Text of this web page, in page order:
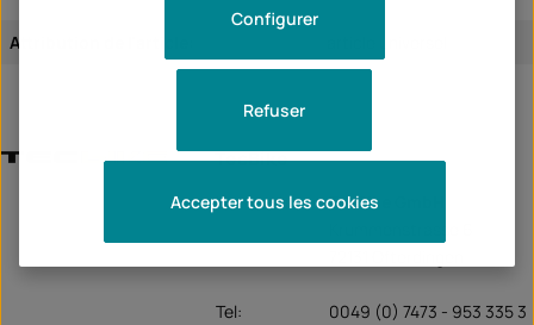
Attribution de l'article:
TecBike
Unternehmen:TecBike GmbH
Tel:
0049 (0) 7473 - 953 335 3
Refuser
Configurer
Accepter tous les cookies